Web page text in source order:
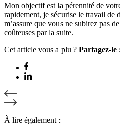
Mon objectif est la pérennité de
rapidement, je sécurise le travail de
m’assure que vous ne subirez pas
coûteuses par la suite.
Cet article vous a plu ? Partagez-le
À lire également :